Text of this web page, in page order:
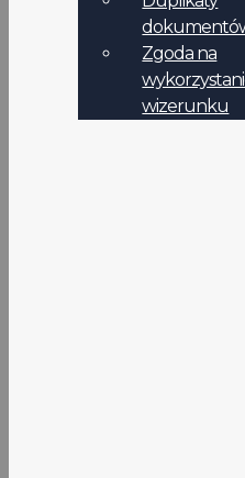
Dla
Liga
Liga
Zgoda na
wizerunku